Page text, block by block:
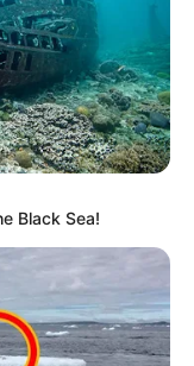
Black Sea!